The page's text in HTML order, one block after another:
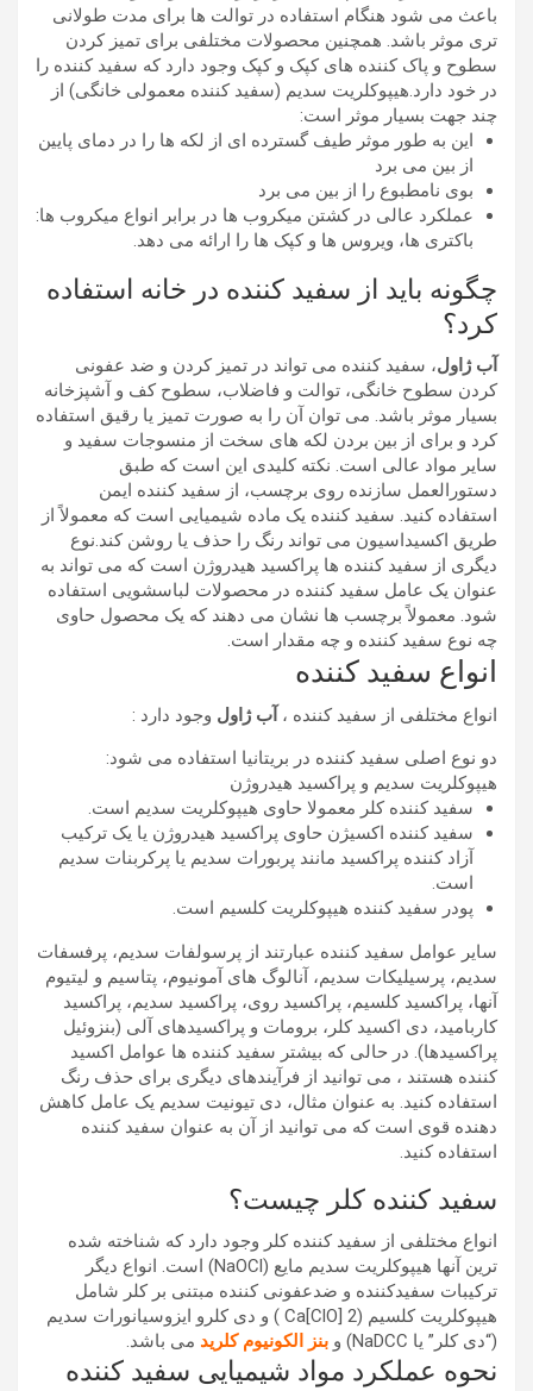
باعث می شود هنگام استفاده در توالت ها برای مدت طولانی
تری موثر باشد. همچنین محصولات مختلفی برای تمیز کردن
سطوح و پاک کننده های کپک و کپک وجود دارد که سفید کننده را
در خود دارد.هیپوکلریت سدیم (سفید کننده معمولی خانگی) از
چند جهت بسیار موثر است:
این به طور موثر طیف گسترده ای از لکه ها را در دمای پایین
از بین می برد
بوی نامطبوع را از بین می برد
عملکرد عالی در کشتن میکروب ها در برابر انواع میکروب ها:
باکتری ها، ویروس ها و کپک ها را ارائه می دهد.
چگونه باید از سفید کننده در خانه استفاده
کرد؟
آب ژاول، سفید کننده می تواند در تمیز کردن و ضد عفونی
کردن سطوح خانگی، توالت و فاضلاب، سطوح کف و آشپزخانه
بسیار موثر باشد. می توان آن را به صورت تمیز یا رقیق استفاده
کرد و برای از بین بردن لکه های سخت از منسوجات سفید و
سایر مواد عالی است. نکته کلیدی این است که طبق
دستورالعمل سازنده روی برچسب، از سفید کننده ایمن
استفاده کنید. سفید کننده یک ماده شیمیایی است که معمولاً از
طریق اکسیداسیون می تواند رنگ را حذف یا روشن کند.نوع
دیگری از سفید کننده ها پراکسید هیدروژن است که می تواند به
عنوان یک عامل سفید کننده در محصولات لباسشویی استفاده
شود. معمولاً برچسب ها نشان می دهند که یک محصول حاوی
چه نوع سفید کننده و چه مقدار است.
انواع سفید کننده
انواع مختلفی از سفید کننده ، آب ژاول وجود دارد :
دو نوع اصلی سفید کننده در بریتانیا استفاده می شود:
هیپوکلریت سدیم و پراکسید هیدروژن
سفید کننده کلر معمولا حاوی هیپوکلریت سدیم است.
سفید کننده اکسیژن حاوی پراکسید هیدروژن یا یک ترکیب
آزاد کننده پراکسید مانند پربورات سدیم یا پرکربنات سدیم
است.
پودر سفید کننده هیپوکلریت کلسیم است.
سایر عوامل سفید کننده عبارتند از پرسولفات سدیم، پرفسفات
سدیم، پرسیلیکات سدیم، آنالوگ های آمونیوم، پتاسیم و لیتیوم
آنها، پراکسید کلسیم، پراکسید روی، پراکسید سدیم، پراکسید
کاربامید، دی اکسید کلر، برومات و پراکسیدهای آلی (بنزوئیل
پراکسیدها). در حالی که بیشتر سفید کننده ها عوامل اکسید
کننده هستند ، می توانید از فرآیندهای دیگری برای حذف رنگ
استفاده کنید. به عنوان مثال، دی تیونیت سدیم یک عامل کاهش
دهنده قوی است که می توانید از آن به عنوان سفید کننده
استفاده کنید.
سفید کننده کلر چیست؟
انواع مختلفی از سفید کننده کلر وجود دارد که شناخته شده
ترین آنها هیپوکلریت سدیم مایع (NaOCl) است. انواع دیگر
ترکیبات سفیدکننده و ضدعفونی کننده مبتنی بر کلر شامل
هیپوکلریت کلسیم (Ca[ClO] 2 ) و دی کلرو ایزوسیانورات سدیم
(“دی کلر” یا NaDCC) و
بنز الکونیوم کلرید می باشد.
نحوه عملکرد مواد شیمیایی سفید کننده